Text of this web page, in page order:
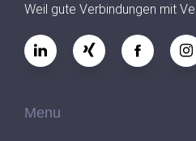
Weil gute Verbindungen mit
Menu